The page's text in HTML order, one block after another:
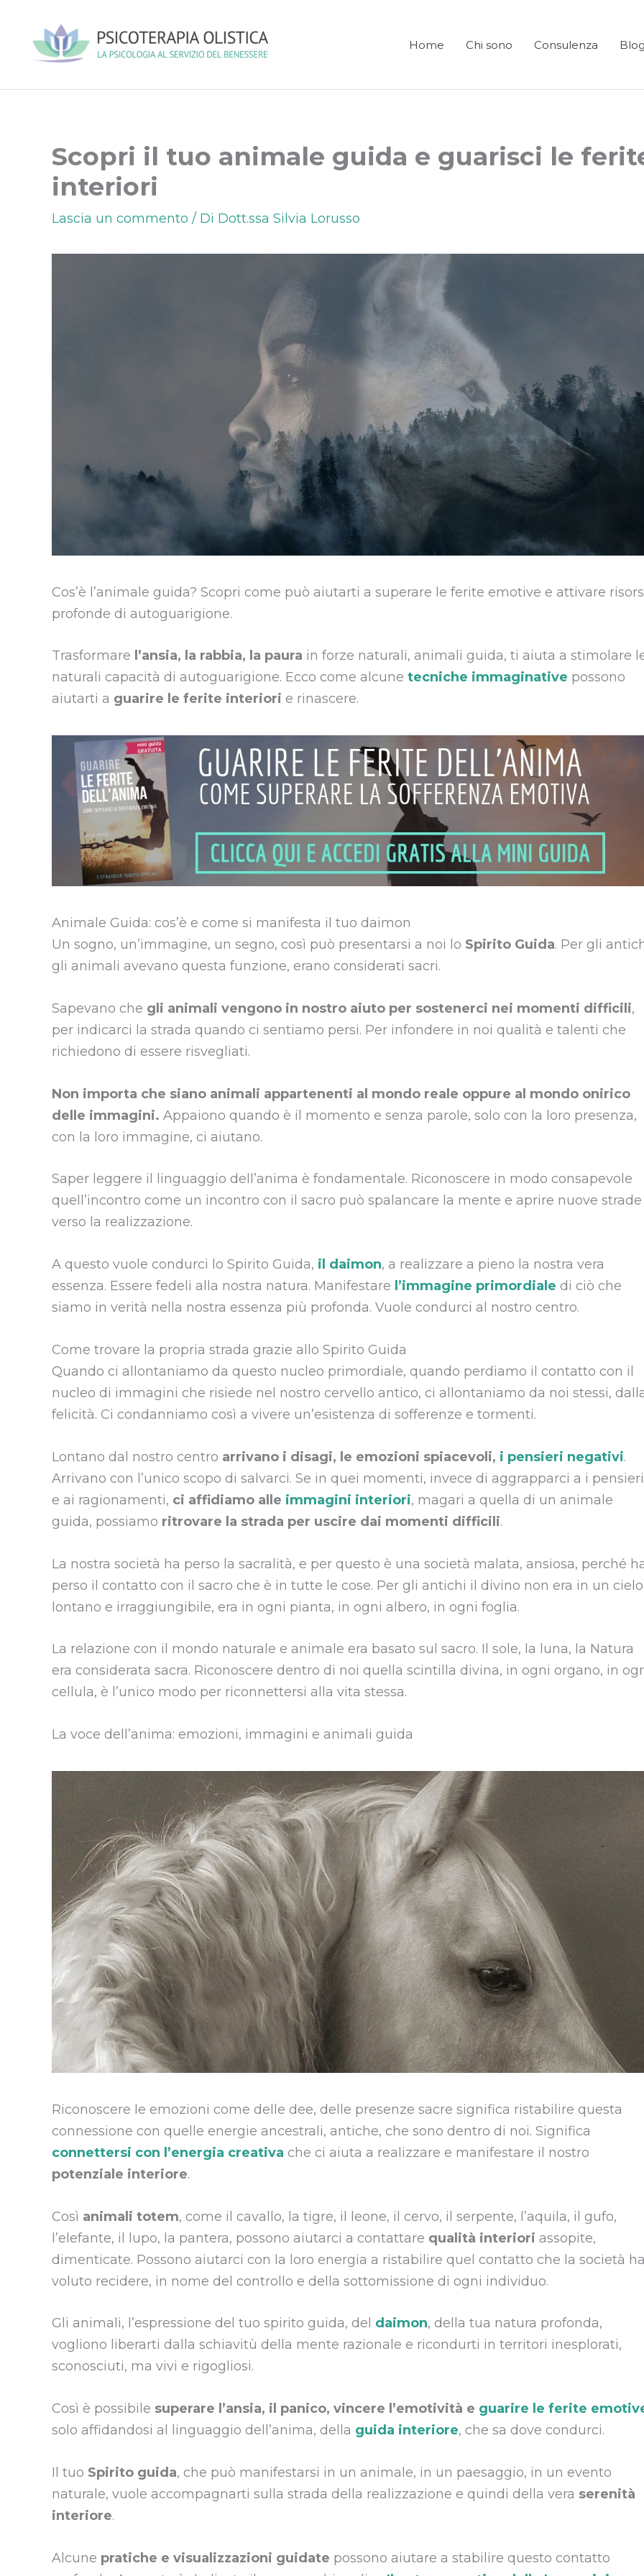
contenuto
Home Chi sono Consulenza
Scopri il tuo animale guida e guarisci le
interiori
Lascia un commento / Di Dott.ssa Silvia Lorusso
Cos’è l’animale guida? Scopri come può aiutarti a superare le ferite emotive e attivare
profonde di autoguarigione.
Trasformare l’ansia, la rabbia, la paura in forze naturali, animali guida, ti aiuta a stimolare
naturali capacità di autoguarigione. Ecco come alcune tecniche immaginative possono
aiutarti a guarire le ferite interiori e rinascere.
Animale Guida: cos’è e come si manifesta il tuo daimon
Un sogno, un’immagine, un segno, così può presentarsi a noi lo Spirito Guida. Per gli
gli animali avevano questa funzione, erano considerati sacri.
Sapevano che gli animali vengono in nostro aiuto per sostenerci nei momenti difficili,
per indicarci la strada quando ci sentiamo persi. Per infondere in noi qualità e talenti che
richiedono di essere risvegliati.
Non importa che siano animali appartenenti al mondo reale oppure al mondo onirico
delle immagini. Appaiono quando è il momento e senza parole, solo con la loro presenza,
con la loro immagine, ci aiutano.
Saper leggere il linguaggio dell’anima è fondamentale. Riconoscere in modo consapevole
quell’incontro come un incontro con il sacro può spalancare la mente e aprire nuove strade
verso la realizzazione.
A questo vuole condurci lo Spirito Guida, il daimon, a realizzare a pieno la nostra vera
essenza. Essere fedeli alla nostra natura. Manifestare l’immagine primordiale di ciò che
siamo in verità nella nostra essenza più profonda. Vuole condurci al nostro centro.
Come trovare la propria strada grazie allo Spirito Guida
Quando ci allontaniamo da questo nucleo primordiale, quando perdiamo il contatto con il
nucleo di immagini che risiede nel nostro cervello antico, ci allontaniamo da noi stessi,
felicità. Ci condanniamo così a vivere un’esistenza di sofferenze e tormenti.
Lontano dal nostro centro arrivano i disagi, le emozioni spiacevoli, i pensieri negativi.
Arrivano con l’unico scopo di salvarci. Se in quei momenti, invece di aggrapparci a i pensieri
e ai ragionamenti, ci affidiamo alle immagini interiori, magari a quella di un animale
guida, possiamo ritrovare la strada per uscire dai momenti difficili.
La nostra società ha perso la sacralità, e per questo è una società malata, ansiosa, perché
perso il contatto con il sacro che è in tutte le cose. Per gli antichi il divino non era in un cielo
lontano e irraggiungibile, era in ogni pianta, in ogni albero, in ogni foglia.
La relazione con il mondo naturale e animale era basato sul sacro. Il sole, la luna, la Natura
era considerata sacra. Riconoscere dentro di noi quella scintilla divina, in ogni organo, in
cellula, è l’unico modo per riconnettersi alla vita stessa.
La voce dell’anima: emozioni, immagini e animali guida
Riconoscere le emozioni come delle dee, delle presenze sacre significa ristabilire questa
connessione con quelle energie ancestrali, antiche, che sono dentro di noi. Significa
connettersi con l’energia creativa che ci aiuta a realizzare e manifestare il nostro
potenziale interiore.
Così animali totem, come il cavallo, la tigre, il leone, il cervo, il serpente, l’aquila, il gufo,
l’elefante, il lupo, la pantera, possono aiutarci a contattare qualità interiori assopite,
dimenticate. Possono aiutarci con la loro energia a ristabilire quel contatto che la società
voluto recidere, in nome del controllo e della sottomissione di ogni individuo.
Gli animali, l’espressione del tuo spirito guida, del daimon, della tua natura profonda,
vogliono liberarti dalla schiavitù della mente razionale e ricondurti in territori inesplorati,
sconosciuti, ma vivi e rigogliosi.
Così è possibile superare l’ansia, il panico, vincere l’emotività e guarire le ferite
solo affidandosi al linguaggio dell’anima, della guida interiore, che sa dove condurci.
Il tuo Spirito guida, che può manifestarsi in un animale, in un paesaggio, in un evento
naturale, vuole accompagnarti sulla strada della realizzazione e quindi della vera serenità
interiore.
Alcune pratiche e visualizzazioni guidate possono aiutare a stabilire questo contatto